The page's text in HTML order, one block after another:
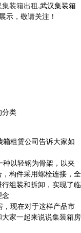
装箱出租,武汉集装箱
示，敬请关注！
分类
箱租赁公司告诉大家如
种以轻钢为骨架，以夹
构件采用螺栓连接，全
组装和拆卸，实现了临
念
现在对于这样产品市
家一起来说说集装箱房